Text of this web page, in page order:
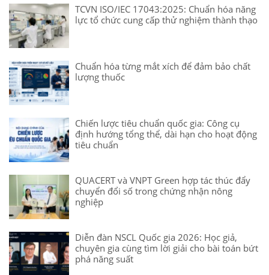
TCVN ISO/IEC 17043:2025: Chuẩn hóa năng
lực tổ chức cung cấp thử nghiệm thành thạo
Chuẩn hóa từng mắt xích để đảm bảo chất
lượng thuốc
Chiến lược tiêu chuẩn quốc gia: Công cụ
định hướng tổng thể, dài hạn cho hoạt động
tiêu chuẩn
QUACERT và VNPT Green hợp tác thúc đẩy
chuyển đổi số trong chứng nhận nông
nghiệp
Diễn đàn NSCL Quốc gia 2026: Học giả,
chuyên gia cùng tìm lời giải cho bài toán bứt
phá năng suất